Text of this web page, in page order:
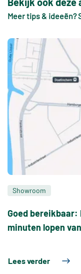
Meer tips &
Showroom
Goed bereikbaar:
minuten lopen
Lees verder